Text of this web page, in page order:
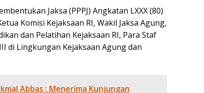
Jaksa (PPPJ) Angkatan LXXX (80)
Komisi Kejaksaan RI, Wakil Jaksa Agung,
dan Pelatihan Kejaksaan RI, Para Staf
di Lingkungan Kejaksaan Agung dan
Abbas : Menerima Kunjungan